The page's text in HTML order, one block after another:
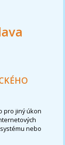
pro jiný úkon
nebo